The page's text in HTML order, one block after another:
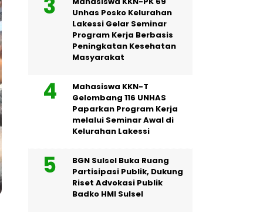
Unhas Posko Kelurahan
Lakessi Gelar Seminar
Program Kerja Berbasis
Peningkatan Kesehatan
Masyarakat
Mahasiswa KKN-T
Gelombang 116 UNHAS
Paparkan Program Kerja
melalui Seminar Awal di
Kelurahan Lakessi
BGN Sulsel Buka Ruang
Partisipasi Publik, Dukung
Riset Advokasi Publik
Badko HMI Sulsel